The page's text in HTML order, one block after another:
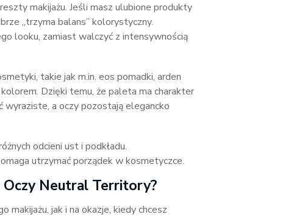
makijażu. Jeśli masz ulubione produkty
„trzyma balans” kolorystyczny.
looku, zamiast walczyć z intensywnością
takie jak m.in. eos pomadki, arden
Dzięki temu, że paleta ma charakter
wyraziste, a oczy pozostają elegancko
odcieni ust i podkładu.
utrzymać porządek w kosmetyczce.
Neutral Territory?
jak i na okazje, kiedy chcesz